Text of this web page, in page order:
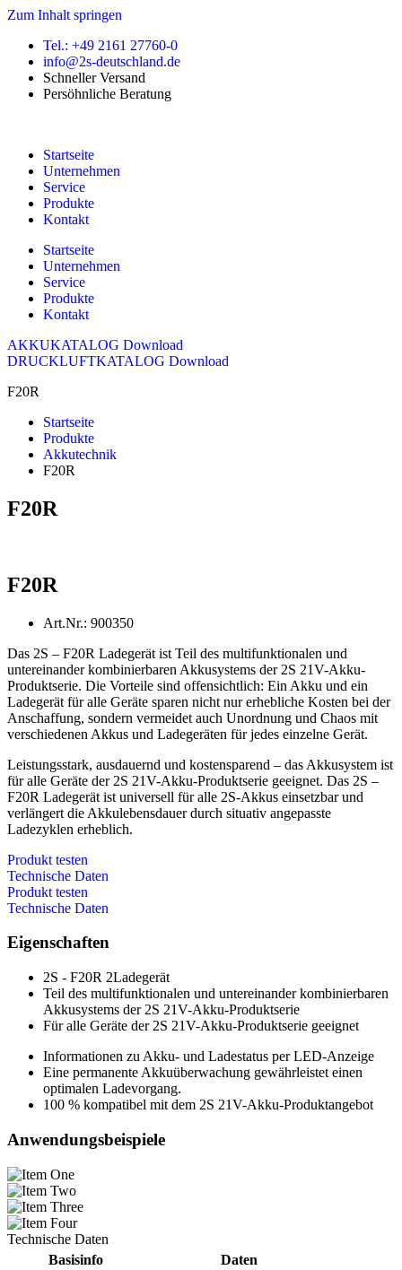
Zum Inhalt springen
Tel.: +49 2161 27760-0
info@2s-deutschland.de
Schneller Versand
Persöhnliche Beratung
Startseite
Unternehmen
Service
Produkte
Kontakt
Startseite
Unternehmen
Service
Produkte
Kontakt
AKKUKATALOG Download
DRUCKLUFTKATALOG Download
F20R
Startseite
Produkte
Akkutechnik
F20R
F20R
F20R
Art.Nr.: 900350
Das 2S – F20R Ladegerät ist Teil des multifunktionalen und
untereinander kombinierbaren Akkusystems der 2S 21V-Akku-
Produktserie. Die Vorteile sind offensichtlich: Ein Akku und ein
Ladegerät für alle Geräte sparen nicht nur erhebliche Kosten bei der
Anschaffung, sondern vermeidet auch Unordnung und Chaos mit
verschiedenen Akkus und Ladegeräten für jedes einzelne Gerät.
Leistungsstark, ausdauernd und kostensparend – das Akkusystem ist
für alle Geräte der 2S 21V-Akku-Produktserie geeignet. Das 2S –
F20R Ladegerät ist universell für alle 2S-Akkus einsetzbar und
verlängert die Akkulebensdauer durch situativ angepasste
Ladezyklen erheblich.
Produkt testen
Technische Daten
Produkt testen
Technische Daten
Eigenschaften
2S - F20R 2Ladegerät
Teil des multifunktionalen und untereinander kombinierbaren
Akkusystems der 2S 21V-Akku-Produktserie
Für alle Geräte der 2S 21V-Akku-Produktserie geeignet
Informationen zu Akku- und Ladestatus per LED-Anzeige
Eine permanente Akkuüberwachung gewährleistet einen
optimalen Ladevorgang.
100 % kompatibel mit dem 2S 21V-Akku-Produktangebot
Anwendungsbeispiele
Technische Daten
Basisinfo
Daten